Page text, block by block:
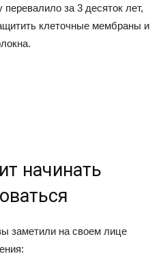
за 3 десяток лет,
клеточные мембраны и
начинать
заметили на своем лице